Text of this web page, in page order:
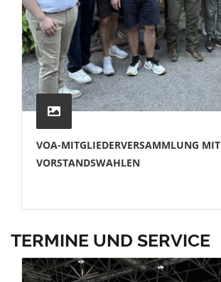
VOA-MITGLIEDERVERSAMMLUNG MIT
VORSTANDSWAHLEN
TERMINE UND SERVICE